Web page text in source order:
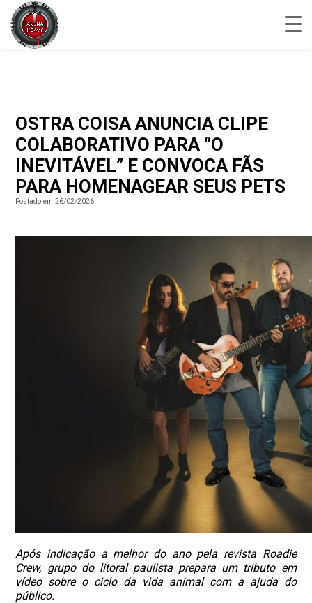
OSTRA COISA ANUNCIA CLIPE
COLABORATIVO PARA “O
INEVITÁVEL” E CONVOCA FÃS
PARA HOMENAGEAR SEUS PETS
Postado em 26/02/2026
Após indicação a melhor do ano pela revista Roadie
Crew, grupo do litoral paulista prepara um tributo em
vídeo sobre o ciclo da vida animal com a ajuda do
público.